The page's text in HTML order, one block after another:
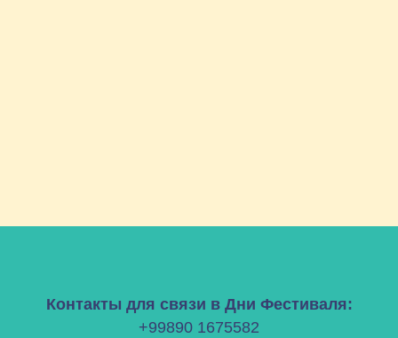
Контакты для связи в Дни Фестиваля:
+99890 1675582